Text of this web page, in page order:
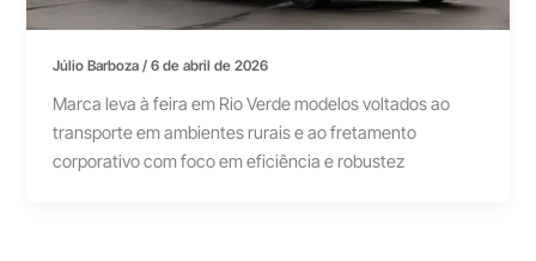
Júlio Barboza/6 de abril de 2026
Marca leva à feira em Rio Verde modelos voltados ao
transporte em ambientes rurais e ao fretamento
corporativo com foco em eficiência e robustez